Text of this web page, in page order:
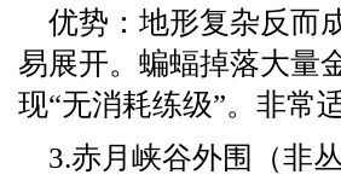
优势：地形复杂反而
易展开。蝙蝠掉落大量
现“无消耗练级”。非常
3.赤月峡谷外围（非